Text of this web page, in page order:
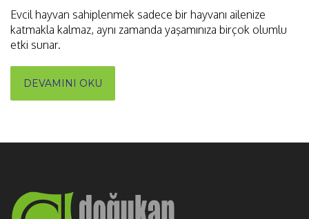
Evcil hayvan sahiplenmek sadece bir hayvanı ailenize
katmakla kalmaz, aynı zamanda yaşamınıza birçok olumlu
etki sunar.
DEVAMINI OKU